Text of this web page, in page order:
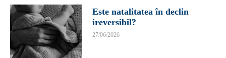
Este natalitatea în declin
ireversibil?
27/06/2026